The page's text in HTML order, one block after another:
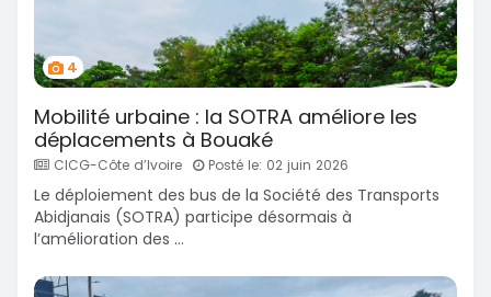
4
Mobilité urbaine : la SOTRA améliore les
déplacements à Bouaké
CICG-Côte d’Ivoire Posté le: 02 juin 2026
Le déploiement des bus de la Société des Transports
Abidjanais (SOTRA) participe désormais à
l’amélioration des ...